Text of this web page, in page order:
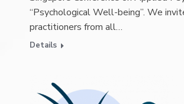
“Psychological Well-being”. We
practitioners from all…
Details